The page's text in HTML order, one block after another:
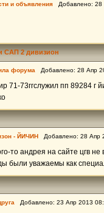
и объявления Добавлено:
САП 2 дивизион
форума Добавлено: 28 Апр
71-73ггслужил пп 89284 г
- ЙИЧИН Добавлено: 28
то андрея на сайте цгв
были уважаемы как
Добавлено: 23 Апр 2013